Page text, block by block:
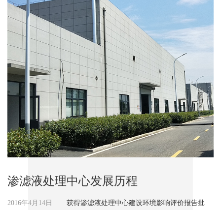
渗滤液处理中心发展历程
2016年4月14日
获得渗滤液处理中心建设环境影响评价报告批